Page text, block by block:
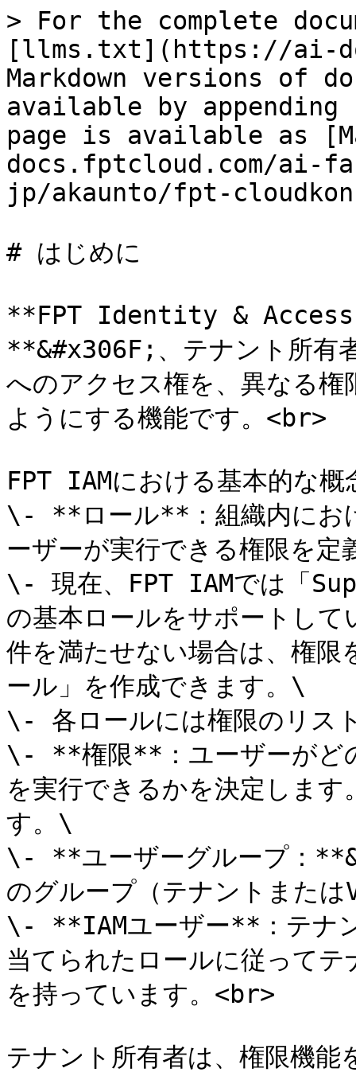
> For the complete
[llms.txt](https://ai-
Markdown versions of
available by
page is available as
docs.fptcloud.com/ai-
jp/akaunto/fpt-
# はじめに
**FPT Identity & Access
**&#x306F;、テナント所有
へのアクセス権を、異なる
ようにする機能です。<br>
FPT IAMにおける基本的な
\- **ロール**：組織内にお
ーザーが実行できる権限を
\- 現在、FPT IAMでは「
の基本ロールをサポートし
件を満たせない場合は、権
ール」を作成できます。\
\- 各ロールには権限のリス
\- **権限**：ユーザーがど
を実行できるかを決定しま
す。\
\- **ユーザーグループ：
のグループ（テナントまたは
\- **IAMユーザー**：テナン
当てられたロールに従って
を持っています。<br>
テナント所有者は、権限機能